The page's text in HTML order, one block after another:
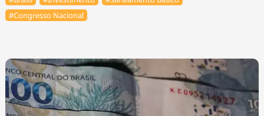
#Congresso Nacional